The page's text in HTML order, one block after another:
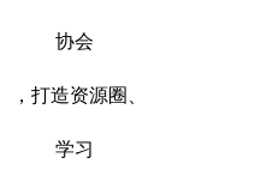
协会
，打造资源圈、
学习